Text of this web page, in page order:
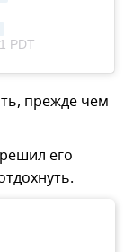
PDT
прежде чем
его